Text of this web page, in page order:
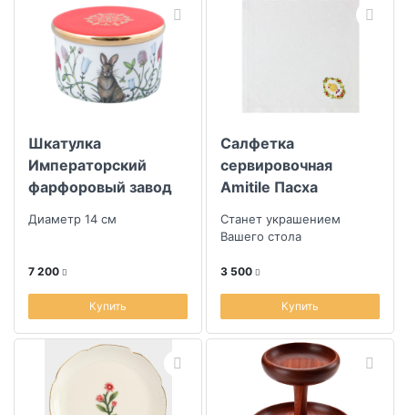
Шкатулка
Императорский
фарфоровый завод
Диаметр 14 см
7 200
Купить
Салфетка
сервировочная
Amitile Пасха
цыпленок 43х43см
цветная
Станет украшением
Вашего стола
3 500
Купить